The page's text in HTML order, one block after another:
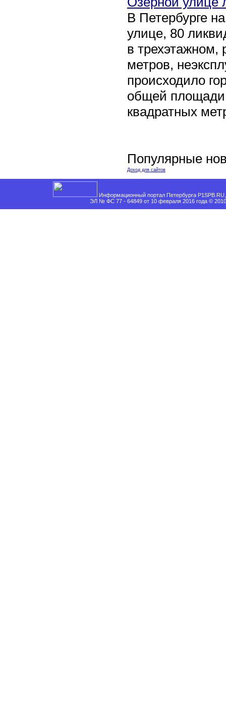
В Петербурге
улице, 80
в трехэтажном,
метров,
происходило
общей площади
квадратных
Популярные
Доход для сайтов
Информационный портал Петербурга
ЭЛ № ФС 77 - 64849 от 10 февраля 2016 года ©